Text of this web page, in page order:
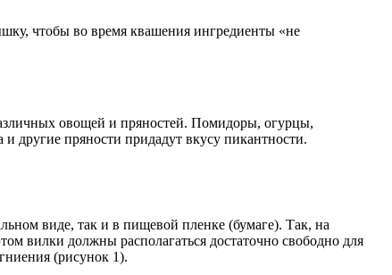
чтобы во время квашения ингредиенты «не
овощей и пряностей. Помидоры, огурцы,
другие пряности придадут вкусу пикантности.
виде, так и в пищевой пленке (бумаге). Так, на
вилки должны располагаться достаточно свободно для
(рисунок 1).